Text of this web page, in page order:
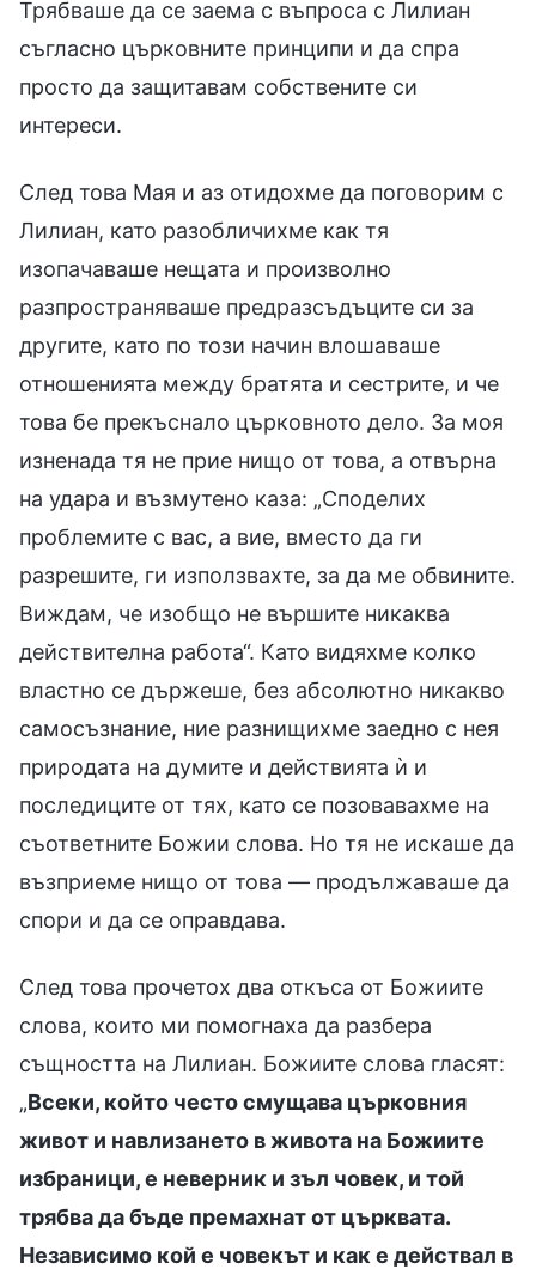
Трябваше да се заема с въпроса с Лилиан
съгласно църковните принципи и да спра
просто да защитавам собствените си
интереси.
След това Мая и аз отидохме да поговорим с
Лилиан, като разобличихме как тя
изопачаваше нещата и произволно
разпространяваше предразсъдъците си за
другите, като по този начин влошаваше
отношенията между братята и сестрите, и че
това бе прекъснало църковното дело. За моя
изненада тя не прие нищо от това, а отвърна
на удара и възмутено каза: „Споделих
проблемите с вас, а вие, вместо да ги
разрешите, ги използвахте, за да ме обвините.
Виждам, че изобщо не вършите никаква
действителна работа“. Като видяхме колко
властно се държеше, без абсолютно никакво
самосъзнание, ние разнищихме заедно с нея
природата на думите и действията ѝ и
последиците от тях, като се позовавахме на
съответните Божии слова. Но тя не искаше да
възприеме нищо от това — продължаваше да
спори и да се оправдава.
След това прочетох два откъса от Божиите
слова, които ми помогнаха да разбера
същността на Лилиан. Божиите слова гласят:
„Всеки, който често смущава църковния
живот и навлизането в живота на Божиите
избраници, е неверник и зъл човек, и той
трябва да бъде премахнат от църквата.
Независимо кой е човекът и как е действал в